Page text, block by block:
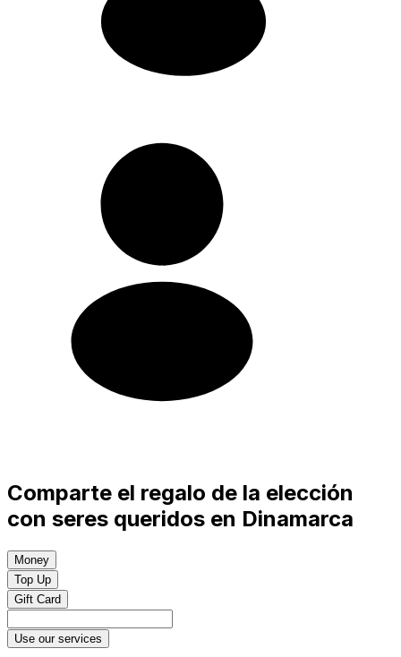
Comparte el regalo de la elección
con seres queridos en Dinamarca
Money
Top Up
Gift Card
Use our services